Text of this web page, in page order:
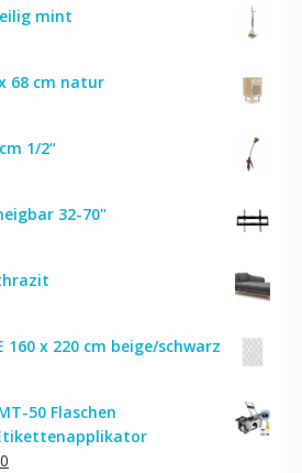
mint
29.00.
68 cm natur
80.00.
1/2“
32-70"
160 x 220 cm beige/schwarz
92.00.
50 Flaschen
Aktueller